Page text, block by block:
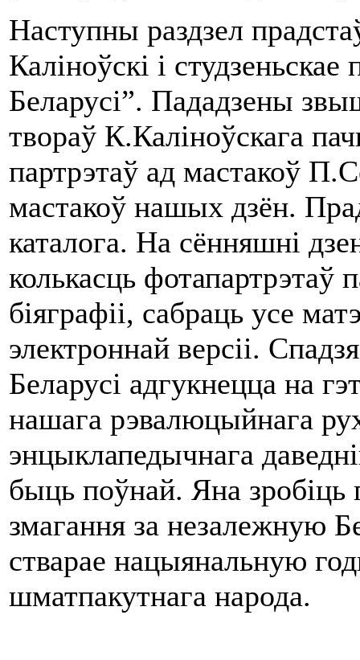
Наступны раздзел
Каліноўскі і
Беларусі”. Пададзены
твораў К.Каліноўскага
партрэтаў ад мастакоў
мастакоў нашых дзён.
каталога. На сённяшні
колькасць фотапартрэтаў
біяграфіі, сабраць усе
электроннай версіі.
Беларусі адгукнецца на
нашага рэвалюцыйнага
энцыклапедычнага
быць поўнай. Яна зробіць
змагання за незалежную
стварае нацыянальную
шматпакутнага народа.